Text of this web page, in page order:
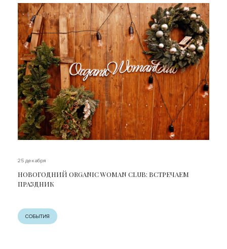
25 декабря
НОВОГОДНИЙ ORGANIC WOMAN CLUB: ВСТРЕЧАЕМ
ПРАЗДНИК
СОБЫТИЯ